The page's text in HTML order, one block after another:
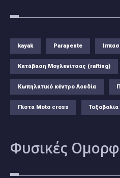
kayak Parapente
Κατάβαση Μογλενίτσας (rafting)
Κωπηλατικό κέντρο Λουδία
Πίστα Moto cross Τοξοβολία
Φυσικές